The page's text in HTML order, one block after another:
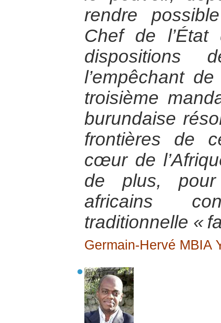
rendre
Chef de
dispositions
l’empêchant
troisième
burundaise
frontières de
cœur de
de plus,
africains
traditionnelle «
Germain-Hervé MBIA